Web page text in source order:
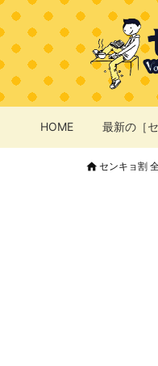
HOME 最新の［
 センキョ割